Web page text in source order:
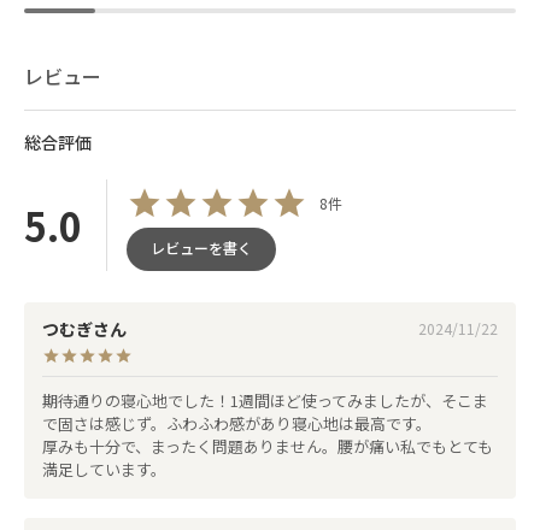
厚みの中に隠された
レビュー
総合評価
5.0 8件
レビューを書く
つむぎ 2024/11/22
期待通りの寝心地でした！1週間ほど使ってみましたが、そこま
で固さは感じず。ふわふわ感があり寝心地は最高です。
厚みも十分で、まったく問題ありません。腰が痛い私でもとても
満足しています。